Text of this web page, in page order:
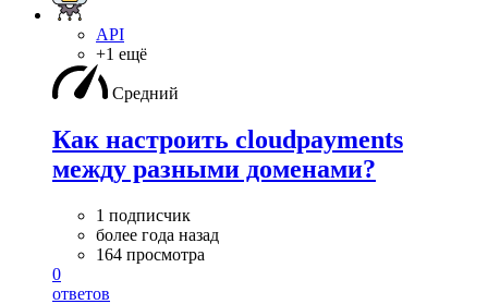
API
+1 ещё
Средний
Как настроить cloudpayments
между разными доменами?
1 подписчик
более года назад
164 просмотра
0
ответов